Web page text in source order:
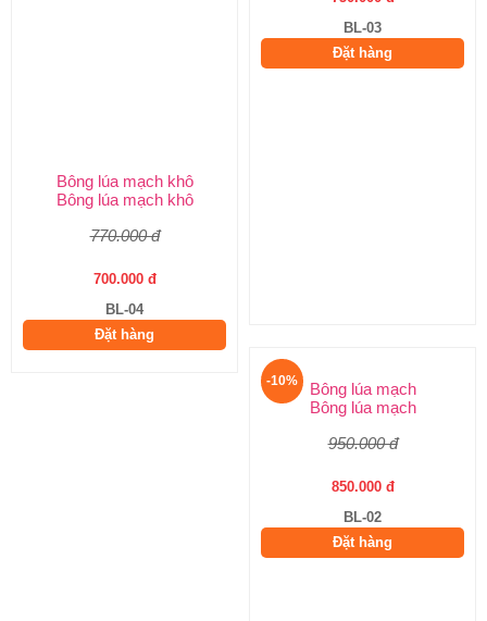
Bông lúa mạch khô
Bông lúa mạch khô
770.000 đ
700.000 đ
BL-04
Đặt hàng